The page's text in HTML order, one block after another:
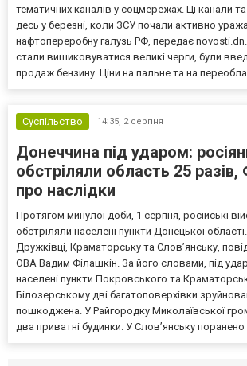
тематичних каналів у соцмережах. Ці канали
десь у березні, коли ЗСУ почали активно
нафтопереробну галузь РФ, передає
стали вишиковуватися великі черги, були
продаж бензину. Ціни на пальне та на
Суспільство 14:35, 2 серпня
Донеччина під ударом:
обстріляли область 25
про наслідки
Протягом минулої доби, 1 серпня, російські
обстріляли населені пункти Донецької
Дружківці, Краматорську та Слов’янську,
ОВА Вадим Філашкін. За його словами, під
населені пункти Покровського та
Білозерському дві багатоповерхівки
пошкоджена. У Райгородку Миколаївської
два приватні будинки. У Слов’янську поранено